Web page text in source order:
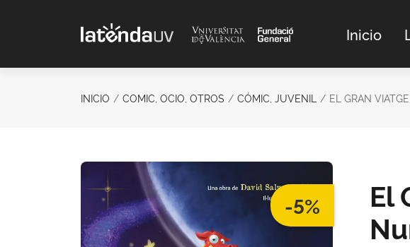
Inicio
INICIO COMIC, OCIO, OTROS CÓMIC, JUVENIL EL GRAN
-5%
El